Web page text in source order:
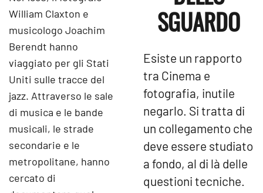
William Claxton e
musicologo Joachim
Berendt hanno
viaggiato per gli Stati
Uniti sulle tracce del
jazz. Attraverso le sale
di musica e le bande
musicali, le strade
secondarie e le
metropolitane, hanno
cercato di
SGUARDO
Esiste un rapporto
tra Cinema e
fotografia, inutile
negarlo. Si tratta di
un collegamento che
deve essere studiato
a fondo, al di là delle
questioni tecniche.